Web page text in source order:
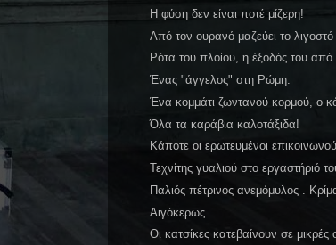
Η φύση δεν είναι ποτέ μίζερη!
Από τον ουρανό μαζεύει το λιγοστό
Ρότα του πλοίου, η έξοδός του
Ένας "άγγελος" στη Ρώμη.
Ένα κομμάτι ζωντανού κορμού, ο
Όλα τα καράβια καλοτάξιδα!
Κάποτε οι ερωτευμένοι
Τεχνίτης γυαλιού στο εργαστήριό
Παλιός πέτρινος ανεμόμυλος .
Αιγόκερως
Οι κατσίκες κατεβαίνουν σε